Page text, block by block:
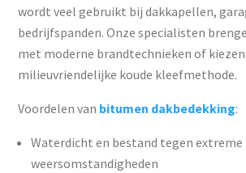
wordt veel gebruikt bij dakkapellen,
bedrijfspanden. Onze specialisten
met moderne brandtechnieken of
milieuvriendelijke koude kleefmethode.
Voordelen van bitumen dakbedekking:
Waterdicht en bestand tegen extreme
weersomstandigheden